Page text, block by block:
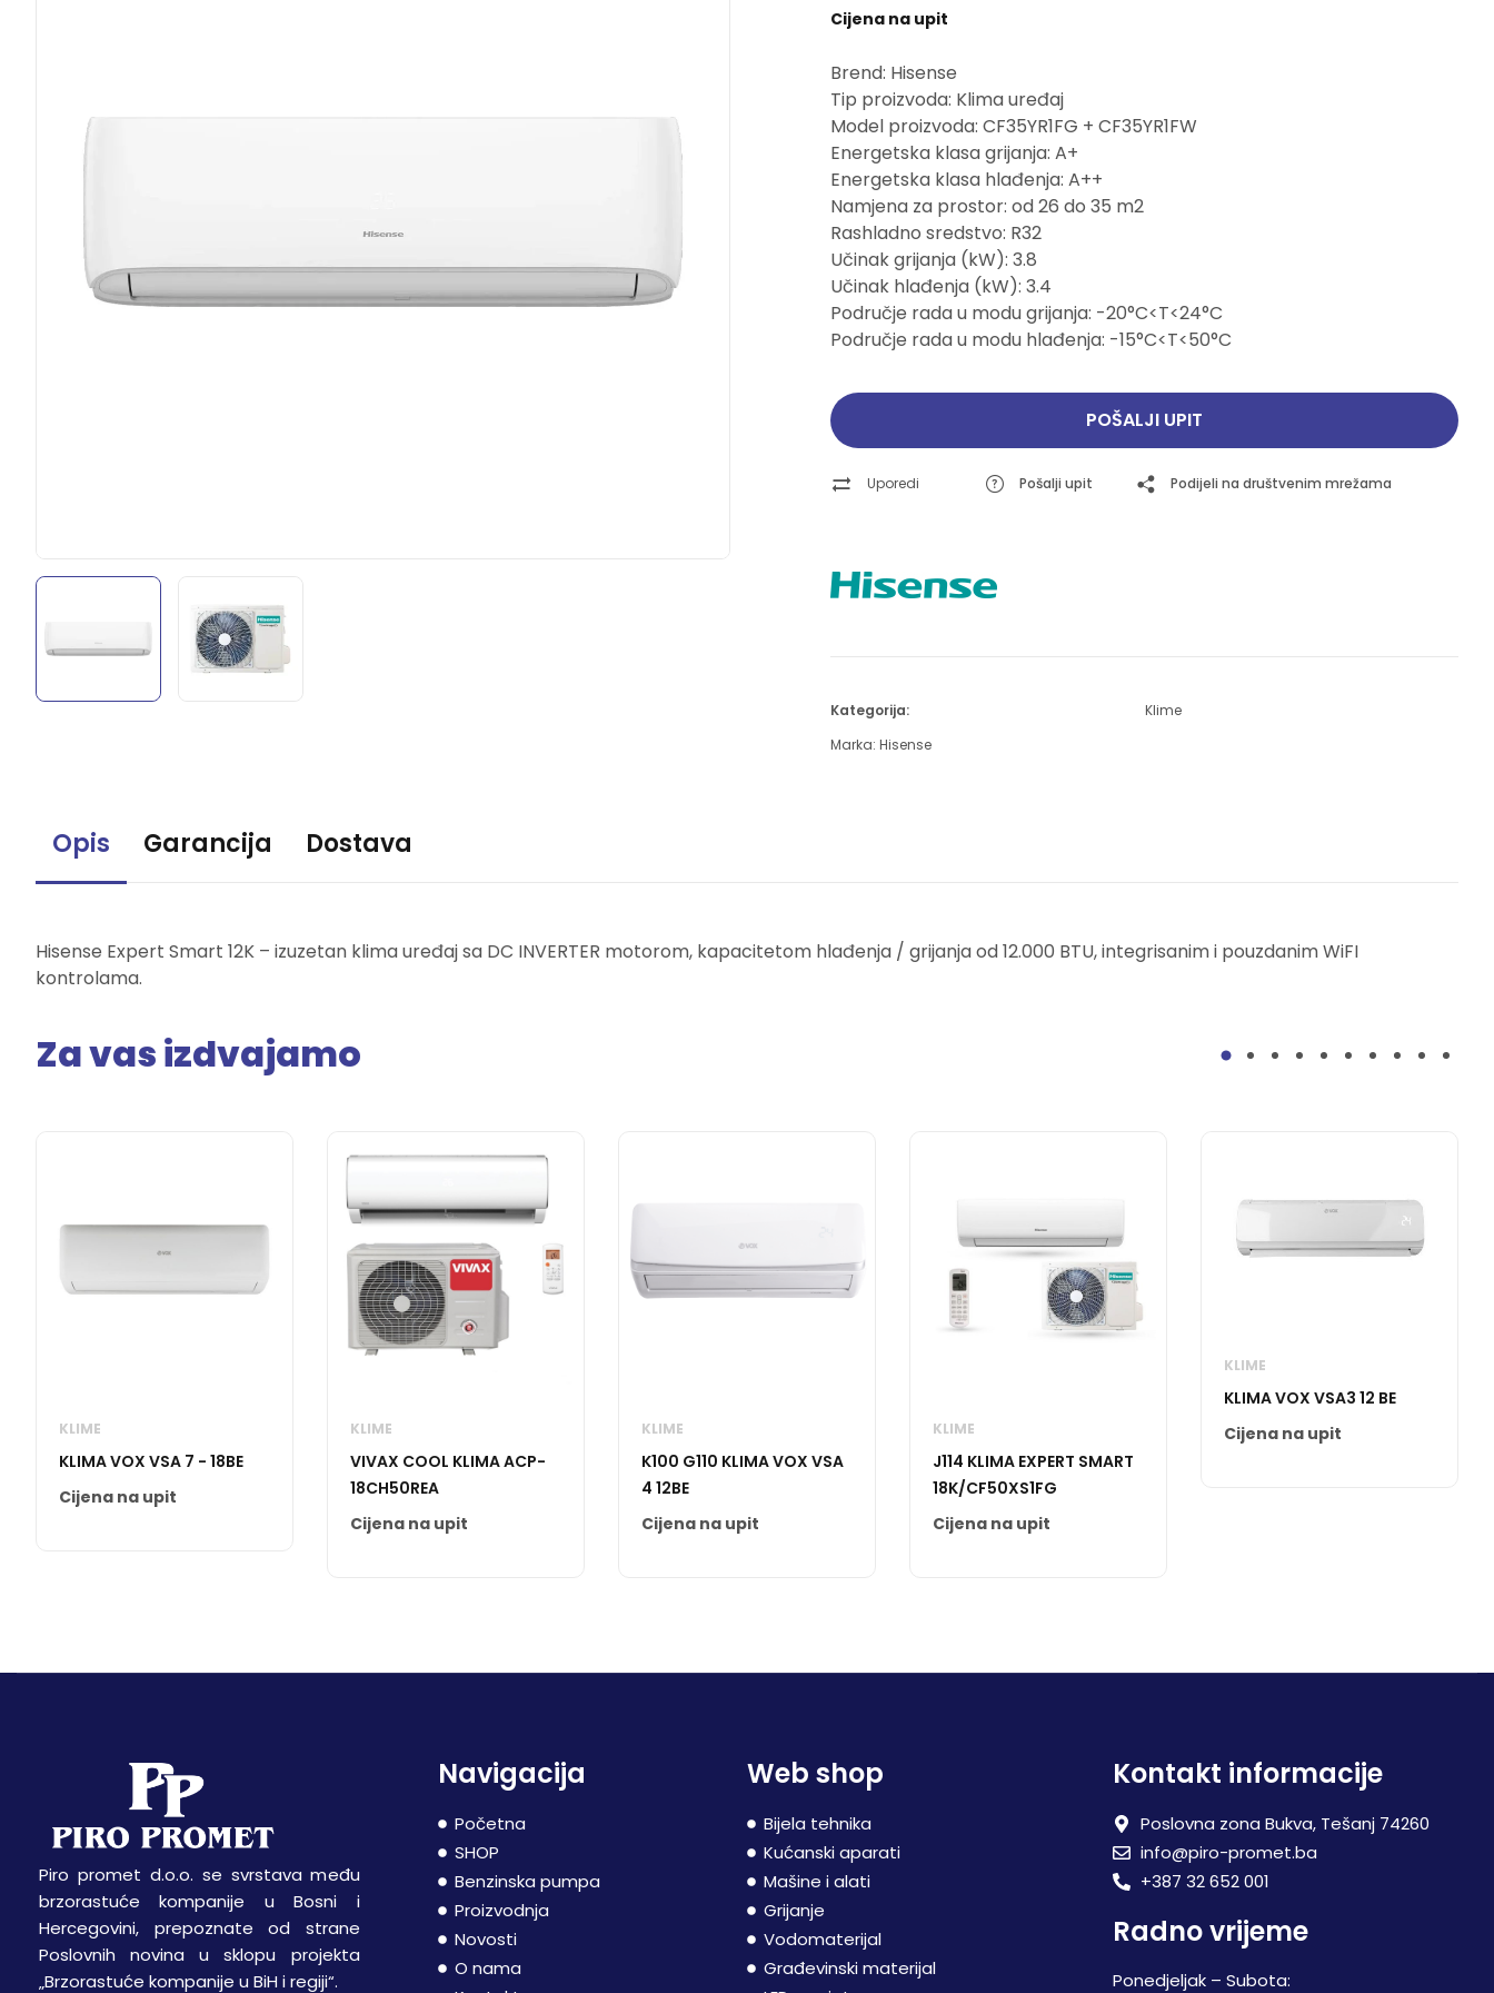
Pogledajte ponudu
Brusne trake i ploče
Pogledajte ponudu
Pogledajte ponudu
Brusne trake i ploče
Pogledajte ponudu
Cijena na upit
Brend: Hisense
Tip proizvoda: Klima uređaj
Model proizvoda: CF35YR1FG + CF35YR1FW
Energetska klasa grijanja: A+
Energetska klasa hlađenja: A++
Namjena za prostor: od 26 do 35 m2
Rashladno sredstvo: R32
Učinak grijanja (kW): 3.8
Učinak hlađenja (kW): 3.4
Područje rada u modu grijanja: -20°C<T<24°C
Područje rada u modu hlađenja: -15°C<T<50°C
POŠALJI UPIT
Uporedi Pošalji upit Podijeli na društvenim mrežama
Kategorija:
Klime
Marka: Hisense
Opis Garancija Dostava
Hisense Expert Smart 12K – izuzetan klima uređaj sa DC INVERTER motorom, kapacitetom hlađenja / grijanja od 12.000 BTU, integrisanim i pouzdanim WiFI
kontrolama.
Za vas izdvajamo
KLIME
KLIMA VOX VSA 7 - 18BE
Cijena na upit
KLIME
VIVAX COOL KLIMA ACP-
18CH50REA
Cijena na upit
KLIME
K100 G110 KLIMA VOX VSA
4 12BE
Cijena na upit
KLIME
J114 KLIMA EXPERT SMART
18K/CF50XS1FG
Cijena na upit
KLIME
KLIMA VOX VSA3 12 BE
Cijena na upit
Piro promet d.o.o. se svrstava među
brzorastuće kompanije u Bosni i
Hercegovini, prepoznate od strane
Poslovnih novina u sklopu projekta
„Brzorastuće kompanije u BiH i regiji“.
Navigacija
Početna
SHOP
Benzinska pumpa
Proizvodnja
Novosti
O nama
Web shop
Bijela tehnika
Kućanski aparati
Mašine i alati
Grijanje
Vodomaterijal
Građevinski materijal
Kontakt informacije
Poslovna zona Bukva, Tešanj 74260
info@piro-promet.ba
+387 32 652 001
Radno vrijeme
Ponedjeljak – Subota: